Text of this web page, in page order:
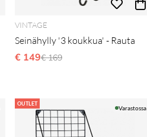
VINTAGE
Seinähylly '3 koukkua' - Rauta
€ 149Normaali hinta
€ 169
OUTLET
Varastossa